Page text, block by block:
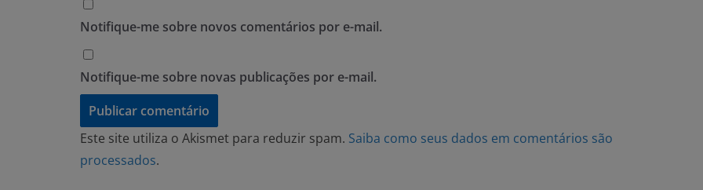
Notifique-me sobre novos comentários por e-mail.
Notifique-me sobre novas publicações por e-mail.
Este site utiliza o Akismet para reduzir spam. Saiba como seus dados em comentários são
processados.